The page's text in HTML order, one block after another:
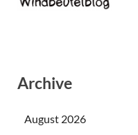
Archive
August 2026